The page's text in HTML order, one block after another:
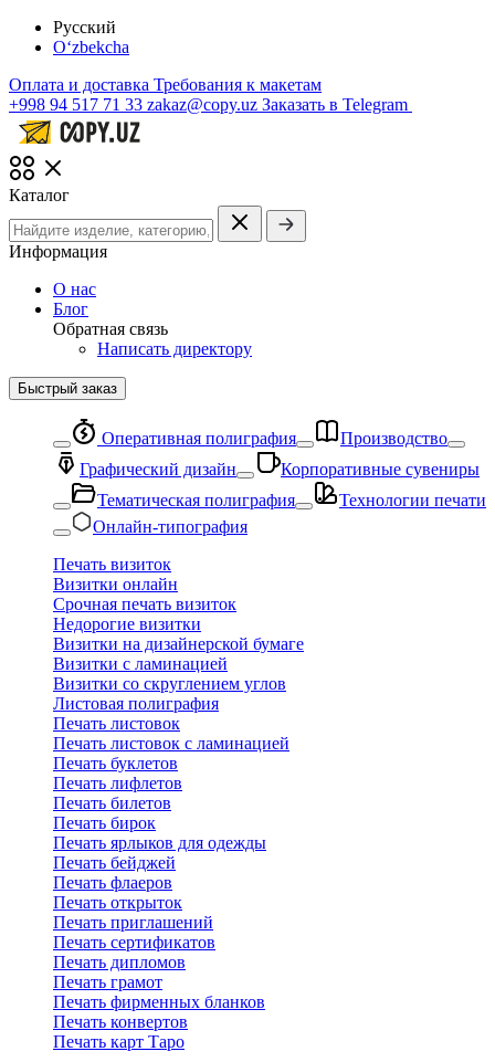
Русский
O‘zbekcha
Оплата и доставка Требования к макетам
+998 94 517 71 33 zakaz@copy.uz Заказать в Telegram
Каталог
Информация
О нас
Блог
Обратная связь
Написать директору
Быстрый заказ
Оперативная полиграфия
Производство
Графический дизайн
Корпоративные сувениры
Тематическая полиграфия
Технологии печати
Онлайн-типография
Печать визиток
Визитки онлайн
Срочная печать визиток
Недорогие визитки
Визитки на дизайнерской бумаге
Визитки с ламинацией
Визитки со скруглением углов
Листовая полиграфия
Печать листовок
Печать листовок с ламинацией
Печать буклетов
Печать лифлетов
Печать билетов
Печать бирок
Печать ярлыков для одежды
Печать бейджей
Печать флаеров
Печать открыток
Печать приглашений
Печать сертификатов
Печать дипломов
Печать грамот
Печать фирменных бланков
Печать конвертов
Печать карт Таро